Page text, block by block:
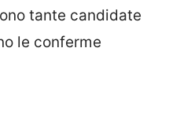
tante candidate
le conferme